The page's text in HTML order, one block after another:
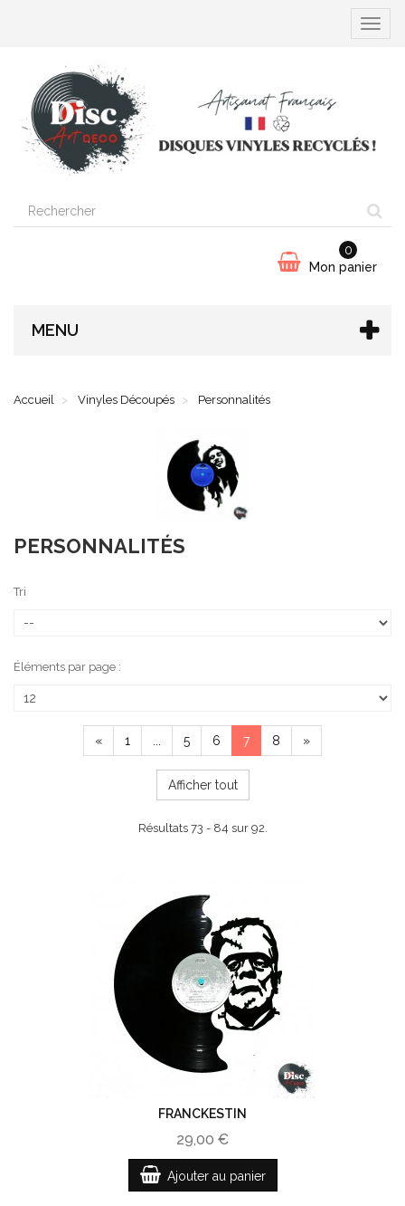
Mon panier
0
MENU
Accueil Vinyles Découpés Personnalités
PERSONNALITÉS
Tri
Éléments par page :
« 1 5 6 7 8 »
Afficher tout
Résultats 73 - 84 sur 92.
FRANCKESTIN
29,00 €
Ajouter au panier